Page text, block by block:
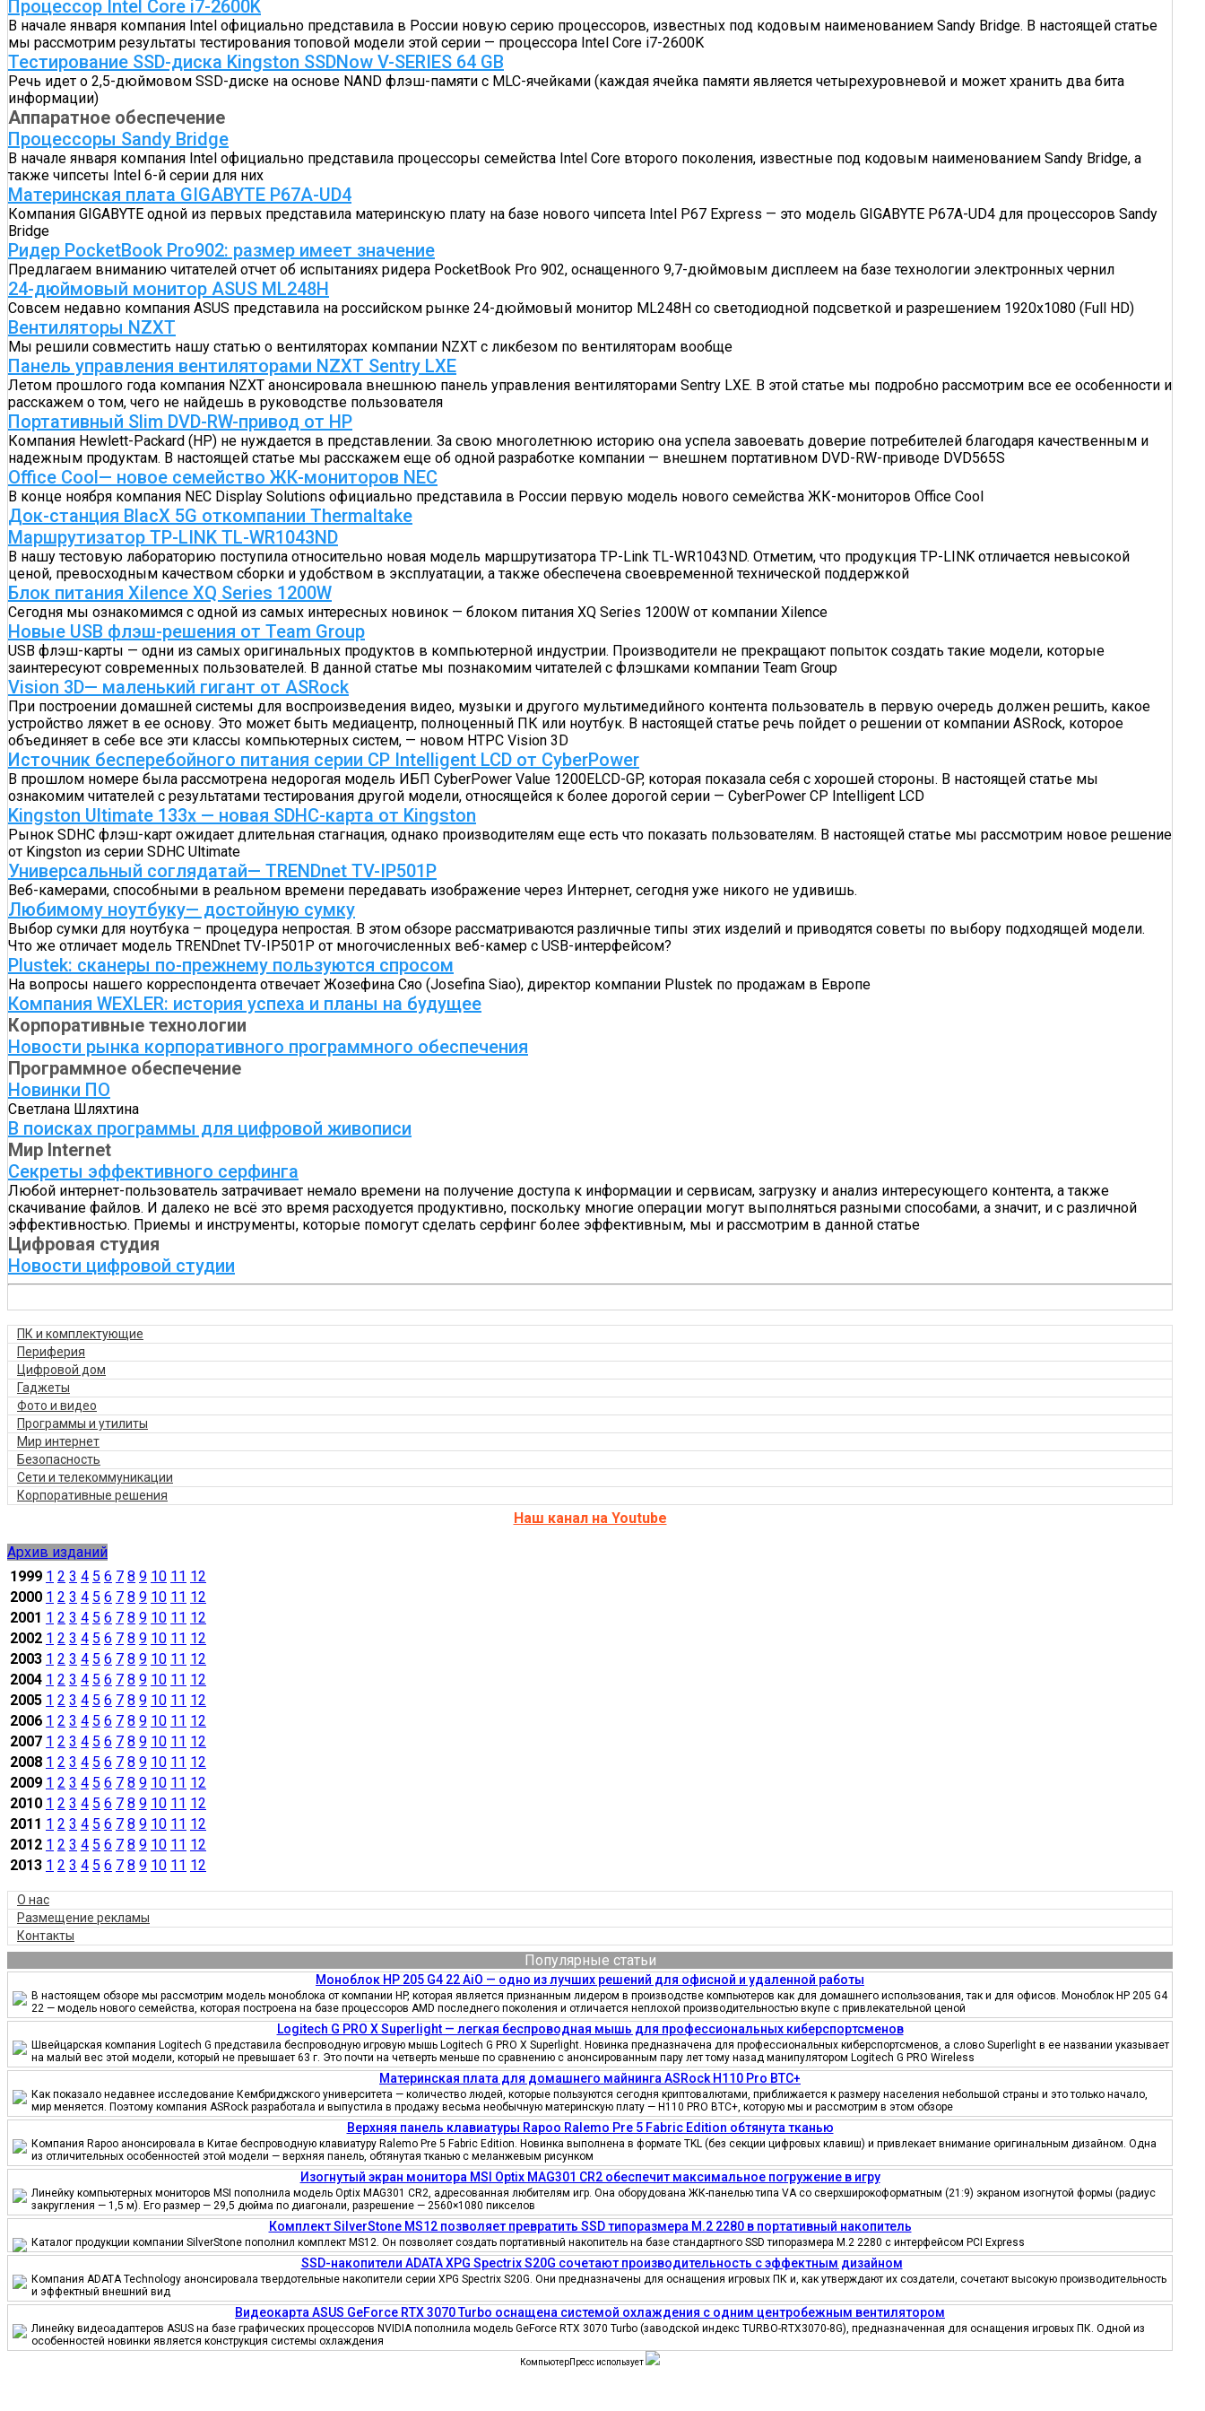
Процессор Intel Core i7-2600K
В начале января компания Intel официально представила в России новую серию процессоров, известных под кодовым наименованием Sandy Bridge. В настоящей статье
мы рассмотрим результаты тестирования топовой модели этой серии — процессора Intel Core i7-2600K
Тестирование SSD-диска Kingston SSDNow V-SERIES 64 GB
Речь идет о 2,5-дюймовом SSD-диске на основе NAND флэш-памяти c MLC-ячейками (каждая ячейка памяти является четырехуровневой и может хранить два бита
информации)
Аппаратное обеспечение
Процессоры Sandy Bridge
В начале января компания Intel официально представила процессоры семейства Intel Core второго поколения, известные под кодовым наименованием Sandy Bridge, а
также чипсеты Intel 6-й серии для них
Материнская плата GIGABYTE P67A-UD4
Компания GIGABYTE одной из первых представила материнскую плату на базе нового чипсета Intel P67 Express — это модель GIGABYTE P67A-UD4 для процессоров Sandy
Bridge
Ридер PocketBook Pro902: размер имеет значение
Предлагаем вниманию читателей отчет об испытаниях ридера PocketBook Pro 902, оснащенного 9,7-дюймовым дисплеем на базе технологии электронных чернил
24-дюймовый монитор ASUS ML248H
Совсем недавно компания ASUS представила на российском рынке 24-дюймовый монитор ML248H со светодиодной подсветкой и разрешением 1920x1080 (Full HD)
Вентиляторы NZXT
Мы решили совместить нашу статью о вентиляторах компании NZXT с ликбезом по вентиляторам вообще
Панель управления вентиляторами NZXT Sentry LXE
Летом прошлого года компания NZXT анонсировала внешнюю панель управления вентиляторами Sentry LXE. В этой статье мы подробно рассмотрим все ее особенности и
расскажем о том, чего не найдешь в руководстве пользователя
Портативный Slim DVD-RW-привод от HP
Компания Hewlett-Packard (HP) не нуждается в представлении. За свою многолетнюю историю она успела завоевать доверие потребителей благодаря качественным и
надежным продуктам. В настоящей статье мы расскажем еще об одной разработке компании — внешнем портативном DVD-RW-приводе DVD565S
Office Cool— новое семейство ЖК-мониторов NEC
В конце ноября компания NEC Display Solutions официально представила в России первую модель нового семейства ЖК-мониторов Office Cool
Док-станция BlacX 5G откомпании Thermaltake
Маршрутизатор TP-LINK TL-WR1043ND
В нашу тестовую лабораторию поступила относительно новая модель маршрутизатора TP-Link TL-WR1043ND. Отметим, что продукция TP-LINK отличается невысокой
ценой, превосходным качеством сборки и удобством в эксплуатации, а также обеспечена своевременной технической поддержкой
Блок питания Xilence XQ Series 1200W
Сегодня мы ознакомимся с одной из самых интересных новинок — блоком питания XQ Series 1200W от компании Xilence
Новые USB флэш-решения от Team Group
USB флэш-карты — одни из самых оригинальных продуктов в компьютерной индустрии. Производители не прекращают попыток создать такие модели, которые
заинтересуют современных пользователей. В данной статье мы познакомим читателей с флэшками компании Team Group
Vision 3D— маленький гигант от ASRock
При построении домашней системы для воспроизведения видео, музыки и другого мультимедийного контента пользователь в первую очередь должен решить, какое
устройство ляжет в ее основу. Это может быть медиацентр, полноценный ПК или ноутбук. В настоящей статье речь пойдет о решении от компании ASRock, которое
объединяет в себе все эти классы компьютерных систем, — новом HTPC Vision 3D
Источник бесперебойного питания серии CP Intelligent LCD от CyberPower
В прошлом номере была рассмотрена недорогая модель ИБП CyberPower Value 1200ELCD-GP, которая показала себя с хорошей стороны. В настоящей статье мы
ознакомим читателей с результатами тестирования другой модели, относящейся к более дорогой серии — CyberPower CP Intelligent LCD
Kingston Ultimate 133x — новая SDHC-карта от Kingston
Рынок SDHC флэш-карт ожидает длительная стагнация, однако производителям еще есть что показать пользователям. В настоящей статье мы рассмотрим новое решение
от Kingston из серии SDHC Ultimate
Универсальный соглядатай— TRENDnet TV-IP501P
Веб-камерами, способными в реальном времени передавать изображение через Интернет, сегодня уже никого не удивишь.
Любимому ноутбуку— достойную сумку
Выбор сумки для ноутбука – процедура непростая. В этом обзоре рассматриваются различные типы этих изделий и приводятся советы по выбору подходящей модели.
Что же отличает модель TRENDnet TV-IP501P от многочисленных веб-камер с USB-интерфейсом?
Plustek: сканеры по-прежнему пользуются спросом
На вопросы нашего корреспондента отвечает Жозефина Сяо (Josefina Siao), директор компании Plustek по продажам в Европе
Компания WEXLER: история успеха и планы на будущее
Корпоративные технологии
Новости рынка корпоративного программного обеспечения
Программное обеспечение
Новинки ПО
Светлана Шляхтина
В поисках программы для цифровой живописи
Мир Internet
Секреты эффективного серфинга
Любой интернет-пользователь затрачивает немало времени на получение доступа к информации и сервисам, загрузку и анализ интересующего контента, а также
скачивание файлов. И далеко не всё это время расходуется продуктивно, поскольку многие операции могут выполняться разными способами, а значит, и с различной
эффективностью. Приемы и инструменты, которые помогут сделать серфинг более эффективным, мы и рассмотрим в данной статье
Цифровая студия
Новости цифровой студии
ПК и комплектующие
Периферия
Цифровой дом
Гаджеты
Фото и видео
Программы и утилиты
Мир интернет
Безопасность
Сети и телекоммуникации
Корпоративные решения
Наш канал на Youtube
Архив изданий
1999 1 2 3 4 5 6 7 8 9 10 11 12
2000 1 2 3 4 5 6 7 8 9 10 11 12
2001 1 2 3 4 5 6 7 8 9 10 11 12
2002 1 2 3 4 5 6 7 8 9 10 11 12
2003 1 2 3 4 5 6 7 8 9 10 11 12
2004 1 2 3 4 5 6 7 8 9 10 11 12
2005 1 2 3 4 5 6 7 8 9 10 11 12
2006 1 2 3 4 5 6 7 8 9 10 11 12
2007 1 2 3 4 5 6 7 8 9 10 11 12
2008 1 2 3 4 5 6 7 8 9 10 11 12
2009 1 2 3 4 5 6 7 8 9 10 11 12
2010 1 2 3 4 5 6 7 8 9 10 11 12
2011 1 2 3 4 5 6 7 8 9 10 11 12
2012 1 2 3 4 5 6 7 8 9 10 11 12
2013 1 2 3 4 5 6 7 8 9 10 11 12
О нас
Размещение рекламы
Контакты
Популярные статьи
Моноблок HP 205 G4 22 AiO — одно из лучших решений для офисной и удаленной работы
В настоящем обзоре мы рассмотрим модель моноблока от компании HP, которая является признанным лидером в производстве компьютеров как для домашнего использования, так и для офисов. Моноблок HP 205 G4
22 — модель нового семейства, которая построена на базе процессоров AMD последнего поколения и отличается неплохой производительностью вкупе с привлекательной ценой
Logitech G PRO X Superlight — легкая беспроводная мышь для профессиональных киберспортсменов
Швейцарская компания Logitech G представила беспроводную игровую мышь Logitech G PRO X Superlight. Новинка предназначена для профессиональных киберспортсменов, а слово Superlight в ее названии указывает
на малый вес этой модели, который не превышает 63 г. Это почти на четверть меньше по сравнению с анонсированным пару лет тому назад манипулятором Logitech G PRO Wireless
Материнская плата для домашнего майнинга ASRock H110 Pro BTC+
Как показало недавнее исследование Кембриджского университета — количество людей, которые пользуются сегодня криптовалютами, приближается к размеру населения небольшой страны и это только начало,
мир меняется. Поэтому компания ASRock разработала и выпустила в продажу весьма необычную материнскую плату — H110 PRO BTC+, которую мы и рассмотрим в этом обзоре
Верхняя панель клавиатуры Rapoo Ralemo Pre 5 Fabric Edition обтянута тканью
Компания Rapoo анонсировала в Китае беспроводную клавиатуру Ralemo Pre 5 Fabric Edition. Новинка выполнена в формате TKL (без секции цифровых клавиш) и привлекает внимание оригинальным дизайном. Одна
из отличительных особенностей этой модели — верхняя панель, обтянутая тканью с меланжевым рисунком
Изогнутый экран монитора MSI Optix MAG301 CR2 обеспечит максимальное погружение в игру
Линейку компьютерных мониторов MSI пополнила модель Optix MAG301 CR2, адресованная любителям игр. Она оборудована ЖК-панелью типа VA со сверхширокоформатным (21:9) экраном изогнутой формы (радиус
закругления — 1,5 м). Его размер — 29,5 дюйма по диагонали, разрешение — 2560×1080 пикселов
Комплект SilverStone MS12 позволяет превратить SSD типоразмера M.2 2280 в портативный накопитель
Каталог продукции компании SilverStone пополнил комплект MS12. Он позволяет создать портативный накопитель на базе стандартного SSD типоразмера M.2 2280 с интерфейсом PCI Express
SSD-накопители ADATA XPG Spectrix S20G сочетают производительность с эффектным дизайном
Компания ADATA Technology анонсировала твердотельные накопители серии XPG Spectrix S20G. Они предназначены для оснащения игровых ПК и, как утверждают их создатели, сочетают высокую производительность
и эффектный внешний вид
Видеокарта ASUS GeForce RTX 3070 Turbo оснащена системой охлаждения с одним центробежным вентилятором
Линейку видеоадаптеров ASUS на базе графических процессоров NVIDIA пополнила модель GeForce RTX 3070 Turbo (заводской индекс TURBO-RTX3070-8G), предназначенная для оснащения игровых ПК. Одной из
особенностей новинки является конструкция системы охлаждения
КомпьютерПресс использует